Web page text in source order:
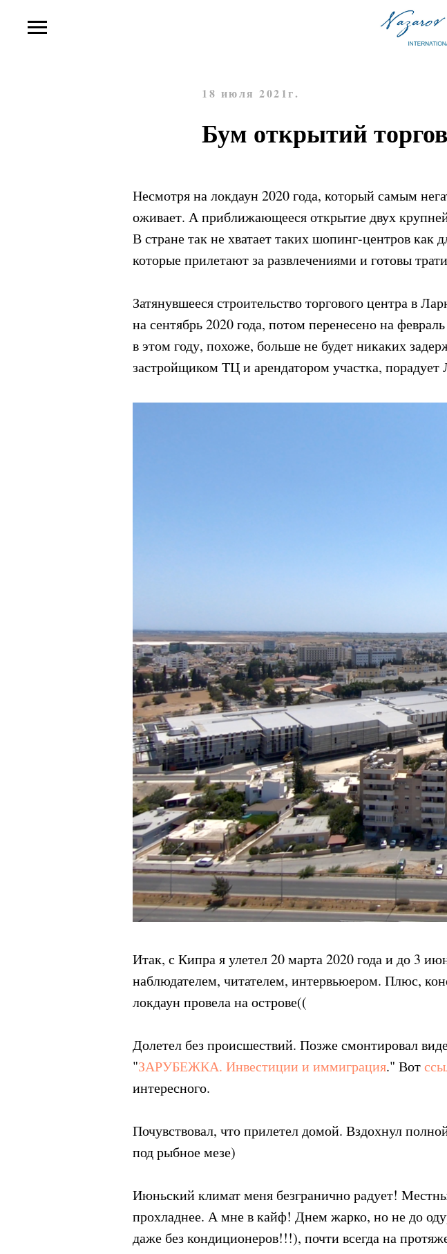
18 июля 2021г.
Бум открытий
Несмотря на локдаун 2020 года, который самым
оживает. А приближающееся открытие двух
В стране так не хватает таких шопинг-центров как
которые прилетают за развлечениями и готовы
Затянувшееся строительство торгового центра в
на сентябрь 2020 года, потом перенесено на
в этом году, похоже, больше не будет никаких
застройщиком ТЦ и арендатором участка,
Итак, с Кипра я улетел 20 марта 2020 года и до 3
наблюдателем, читателем, интервьюером. Плюс,
локдаун провела на острове((
Долетел без происшествий. Позже смонтировал
"ЗАРУБЕЖКА. Инвестиции и иммиграция." Вот
интересного.
Почувствовал, что прилетел домой. Вздохнул
под рыбное мезе)
Июньский климат меня безгранично радует!
прохладнее. А мне в кайф! Днем жарко, но не до
даже без кондиционеров!!!), почти всегда на